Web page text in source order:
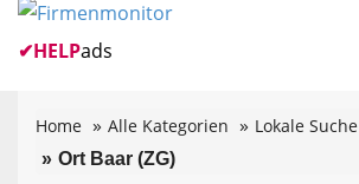
✔HELPads
Home Alle Kategorien Lokale Suche
Ort Baar (ZG)